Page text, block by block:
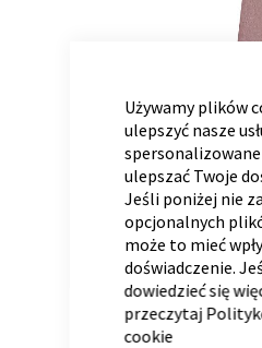
Używamy plików
ulepszyć nasze
ulepszać Twoje
Jeśli poniżej nie
opcjonalnych
może to mieć
doświadczenie.
dowiedzieć się
przeczytaj
cookie
Skandynawskie
Regał
Wszystkie dodatki